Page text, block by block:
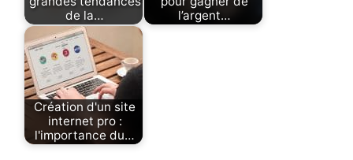
de la…
l’argent…
Création d'un site
internet pro :
l'importance du…